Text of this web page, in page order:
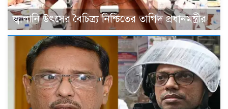
জ্বালানি উৎসের বৈচিত্র্য নিশ্চিতের তাগিদ প্রধানমন্ত্রীর